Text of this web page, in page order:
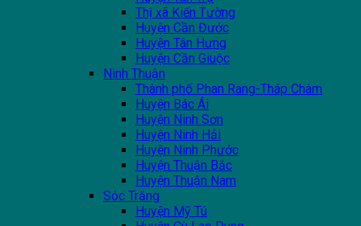
Thị xã Kiến Tường
Huyện Cần Đước
Huyện Tân Hưng
Huyện Cần Giuộc
Ninh Thuận
Thành phố Phan Rang-Tháp Chàm
Huyện Bác Ái
Huyện Ninh Sơn
Huyện Ninh Hải
Huyện Ninh Phước
Huyện Thuận Bắc
Huyện Thuận Nam
Sóc Trăng
Huyện Mỹ Tú